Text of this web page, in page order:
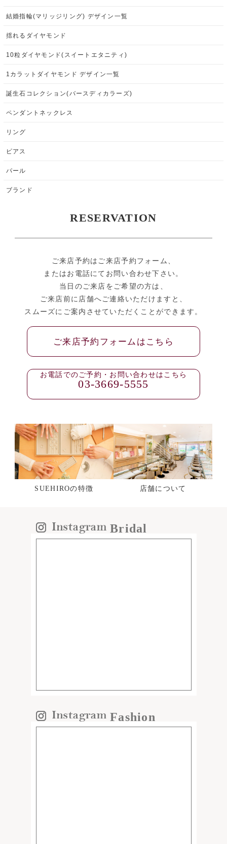
結婚指輪(マリッジリング) デザイン一覧
揺れるダイヤモンド
10粒ダイヤモンド(スイートエタニティ)
1カラットダイヤモンド デザイン一覧
誕生石コレクション(バースディカラーズ)
ペンダントネックレス
リング
ピアス
パール
ブランド
RESERVATION
ご来店予約はご来店予約フォーム、
またはお電話にてお問い合わせ下さい。
当日のご来店をご希望の方は、
ご来店前に店舗へご連絡いただけますと、
スムーズにご案内させていただくことができます。
ご来店予約フォームはこちら
お電話でのご予約・お問い合わせはこちら
03-3669-5555
SUEHIROの特徴 店舗について
Bridal
Fashion